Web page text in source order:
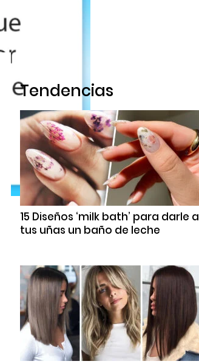
Tendencias
15 Diseños ‘milk bath’ para darle a
tus uñas un baño de leche